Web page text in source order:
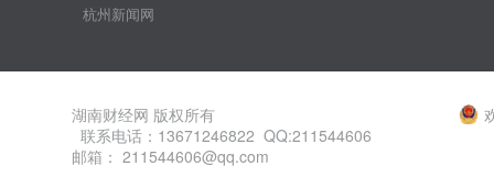
杭州新闻网
湖南财经网 版权所有
联系电话：13671246822 QQ:211544606
邮箱： 211544606@qq.com